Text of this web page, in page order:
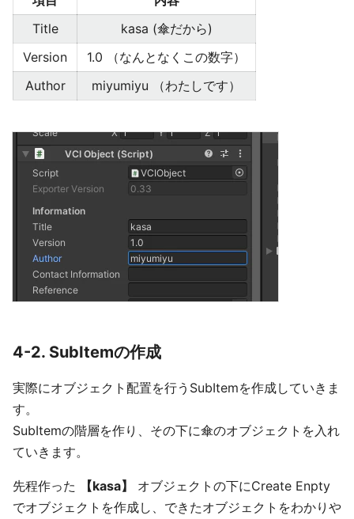
Title
kasa (傘だから)
Version
1.0 （なんとなくこの数字）
Author
miyumiyu （わたしです）
4-2. SubItemの作成
実際にオブジェクト配置を行うSubItemを作成していきま
す。
SubItemの階層を作り、その下に傘のオブジェクトを入れ
ていきます。
先程作った 【kasa】
オブジェクトの下にCreate Enpty
でオブジェクトを作成し、できたオブジェクトをわかりや